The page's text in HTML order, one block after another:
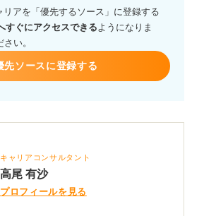
リアを「優先するソース」に登録する
すぐにアクセスできるようになりま
い。
先ソースに登録する
キャリアコンサルタント
高尾 有沙
プロフィールを見る